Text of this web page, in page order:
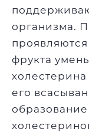
организма.
фрукта
холестерина
его